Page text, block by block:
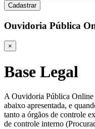
Cadastrar
Ouvidoria Pública
×
Base Legal
A Ouvidoria Pública Online
abaixo apresentada, e
tanto a órgãos de controle
de controle interno